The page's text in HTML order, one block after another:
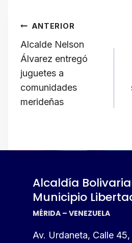
s
A
p
p
e
b
o
o
k
a
m
de
ANTERIOR
Alcalde Nelson
Álvarez entregó
juguetes a
comunidades
merideñas
Alcaldía
Municipio
MÉRIDA – VENEZUELA
Av. Urdaneta, Calle